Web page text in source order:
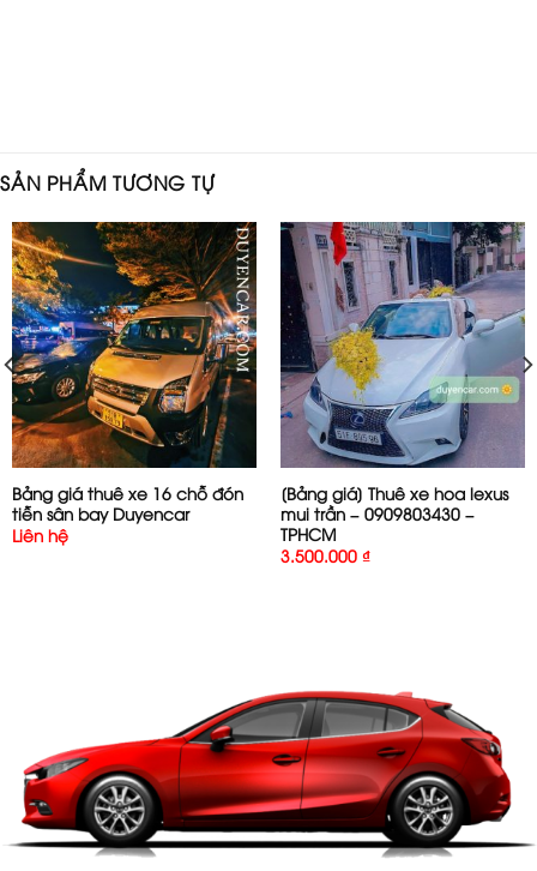
SẢN PHẨM TƯƠNG TỰ
Bảng giá thuê xe 16 chỗ đón
tiễn sân bay Duyencar
Liên hệ
[Bảng giá] Thuê xe hoa lexus
mui trần – 0909803430 –
TPHCM
3.500.000 ₫